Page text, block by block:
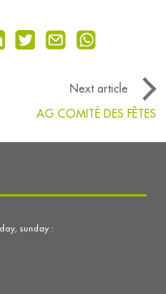
Next article
AG COMITÉ DES FÊTES
sunday :